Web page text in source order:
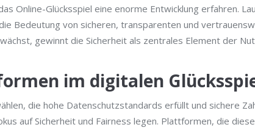
Online-Glücksspiel eine enorme Entwicklung erfahren.
Bedeutung von sicheren, transparenten und
gewinnt die Sicherheit als zentrales Element der
im digitalen
die hohe Datenschutzstandards erfüllt und sichere
auf Sicherheit und Fairness legen. Plattformen, die